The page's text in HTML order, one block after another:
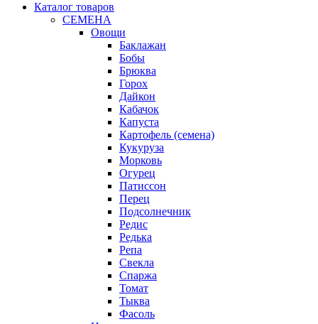
Каталог товаров
СЕМЕНА
Овощи
Баклажан
Бобы
Брюква
Горох
Дайкон
Кабачок
Капуста
Картофель (семена)
Кукуруза
Морковь
Огурец
Патиссон
Перец
Подсолнечник
Редис
Редька
Репа
Свекла
Спаржа
Томат
Тыква
Фасоль